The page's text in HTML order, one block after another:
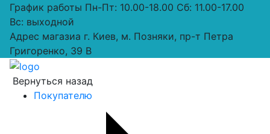
График работы Пн-Пт: 10.00-18.00 Сб: 11.00-17.00
Вс: выходной
Адрес магазиа г. Киев, м. Позняки, пр-т Петра
Григоренко, 39 В
Вернуться назад
Покупателю